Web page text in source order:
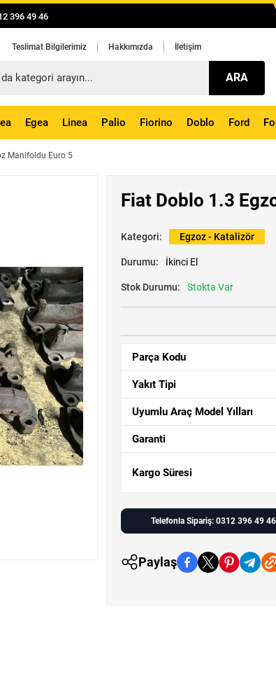
396 49 46
Teslimat Bilgilerimiz Hakkımızda İletişim
ARA
Egea Linea Palio Fiorino Doblo Ford
Manifoldu Euro 5
Fiat Doblo 1.3
Kategori: Egzoz - Katalizör
Durumu: İkinci El
Stok Durumu: Stokta Var
Parça Kodu
Yakıt Tipi
Uyumlu Araç Model Yılları
Garanti
Kargo Süresi
Telefonla Sipariş: 0312 396 49 46
Paylaş